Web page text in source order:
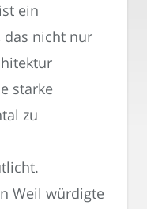
ein
das nicht nur
starke
zu
Weil würdigte